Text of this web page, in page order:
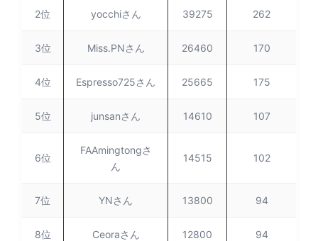
2位 yocchiさん 39275 262
3位 Miss.PNさん 26460 170
4位 Espresso725さん 25665 175
5位 junsanさん 14610 107
6位
FAAmingtongさ
ん
14515 102
7位 YNさん 13800 94
8位 Ceoraさん 12800 94